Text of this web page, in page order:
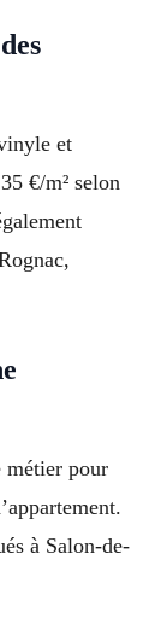
et
€/m² selon
métier pour
à Salon-de-